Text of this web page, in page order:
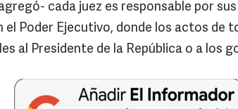
cada juez es responsable por
el Poder Ejecutivo, donde los actos de
al Presidente de la República o a los